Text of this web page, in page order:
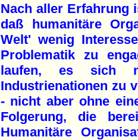
Nach aller Erfahrung
daß humanitäre
Welt' wenig
Problematik zu
laufen, es sich
Industrienationen zu
- nicht aber ohne
Folgerung, die
Humanitäre